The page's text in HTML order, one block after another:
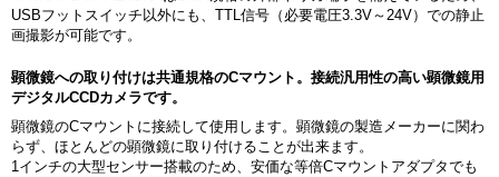
USBフットスイッチ以外にも、TTL信号（必要電圧3.3V～24V）での静止
画撮影が可能です。
顕微鏡への取り付けは共通規格のCマウント。接続汎用性の高い顕微鏡用
デジタルCCDカメラです。
顕微鏡のCマウントに接続して使用します。顕微鏡の製造メーカーに関わ
らず、ほとんどの顕微鏡に取り付けることが出来ます。
1インチの大型センサー搭載のため、安価な等倍Cマウントアダプタでも